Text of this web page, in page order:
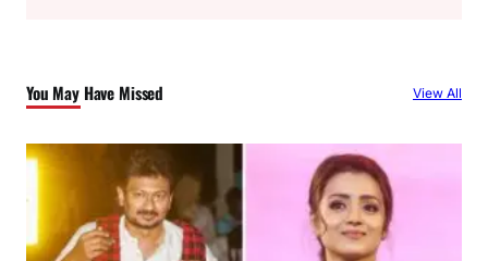
h
You May Have Missed View All